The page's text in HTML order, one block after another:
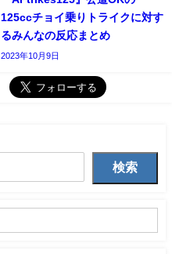
125ccチョイ乗りトライクに対す
るみんなの反応まとめ
2023年10月9日
検索